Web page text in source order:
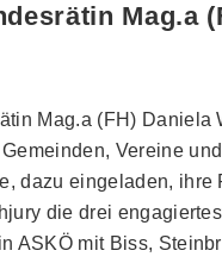
Mag.a
Mag.a (FH)
Vereine
dazu eingeladen,
die drei
ASKÖ mit Biss,